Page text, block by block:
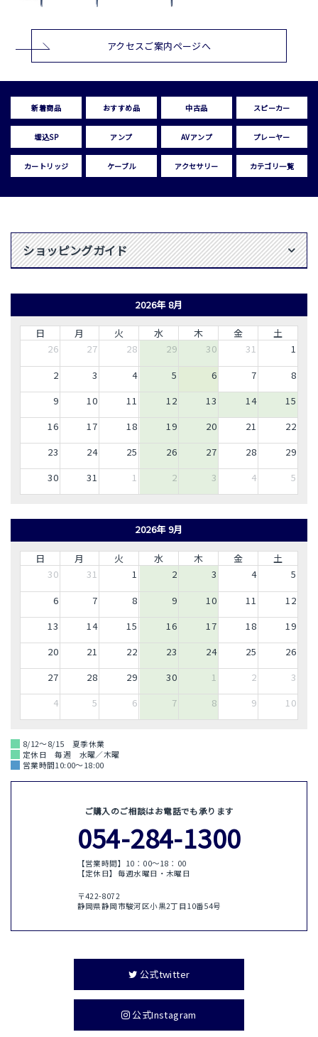
アクセスご案内ページへ
新着商品 おすすめ品 中古品 スピーカー
埋込SP アンプ AVアンプ プレーヤー
カートリッジ ケーブル アクセサリー カテゴリ一覧
ショッピングガイド
2026年 8月
日 月 火 水 木 金
土
26
27 28 29 30 31
1
2
3 4 5 6 7
8
9
10 11 12 13 14
15
16
17 18 19 20 21
22
23
24 25 26 27 28
29
30
31 1 2 3 4 5
2026年 9月
日 月 火 水 木 金
土
30
31 1 2 3 4
5
6
7 8 9 10 11
12
13
14 15 16 17 18
19
20
21 22 23 24 25
26
27
28 29 30 1 2
3
4
5 6 7 8 9 10
8/12～8/15 夏季休業
定休日 毎週 水曜／木曜
営業時間10:00～18:00
ご購入のご相談はお電話でも承ります
054-284-1300
【営業時間】10：00〜18：00
【定休日】毎週水曜日・木曜日
〒422-8072
静岡県静岡市駿河区小黒2丁目10番54号
公式twitter
公式Instagram